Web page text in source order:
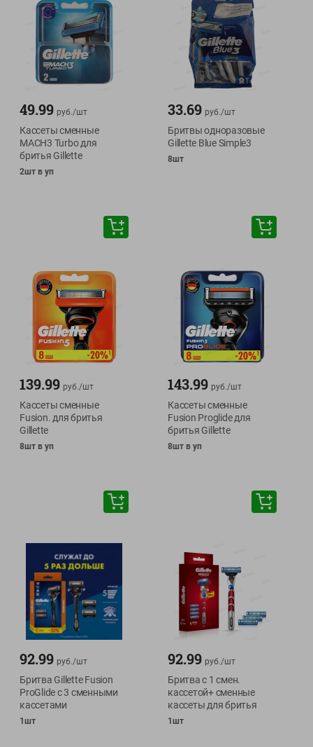
49.99 руб./шт
Кассеты сменные
MACH3 Turbo для
бритья Gillette
2шт в уп
33.69 руб./шт
Бритвы одноразовые
Gillette Blue Simple3
8шт
139.99 руб./шт
Кассеты сменные
Fusion. для бритья
Gillette
8шт в уп
143.99 руб./шт
Кассеты сменные
Fusion Proglide для
бритья Gillette
8шт в уп
92.99 руб./шт
Бритва Gillette Fusion
ProGlide с 3 сменными
кассетами
1шт
92.99 руб./шт
Бритва с 1 смен.
кассетой+ сменные
кассеты для бритья
1шт